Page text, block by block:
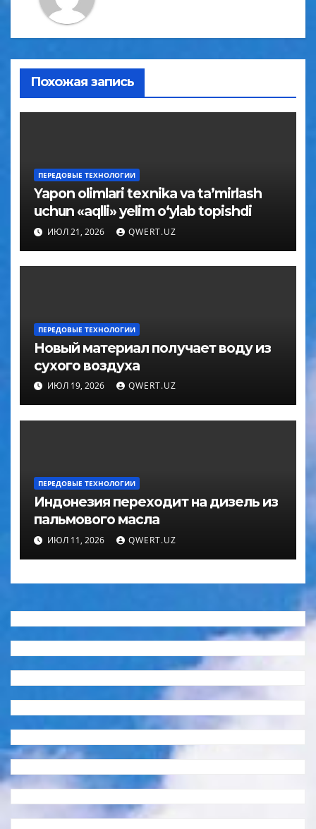
Похожая запись
ПЕРЕДОВЫЕ ТЕХНОЛОГИИ
Yapon olimlari texnika va ta’mirlash
uchun «aqlli» yelim o‘ylab topishdi
ИЮЛ 21, 2026 QWERT.UZ
ПЕРЕДОВЫЕ ТЕХНОЛОГИИ
Новый материал получает воду из
сухого воздуха
ИЮЛ 19, 2026 QWERT.UZ
ПЕРЕДОВЫЕ ТЕХНОЛОГИИ
Индонезия переходит на дизель из
пальмового масла
ИЮЛ 11, 2026 QWERT.UZ